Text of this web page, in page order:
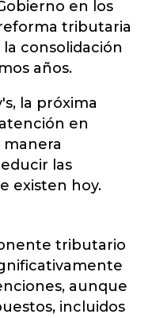
en los
tributaria
consolidación
años.
la próxima
en
las
existen hoy.
tributario
aunque
incluidos